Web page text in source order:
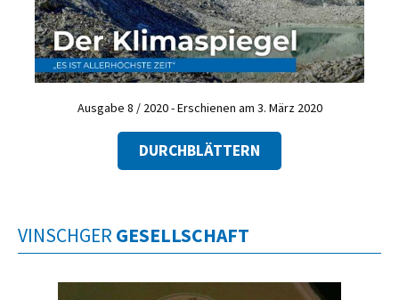
Ausgabe 8 / 2020 - Erschienen am 3. März 2020
DURCHBLÄTTERN
VINSCHGER GESELLSCHAFT